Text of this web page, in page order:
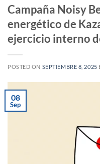
Campaña Noisy
energético de
ejercicio interno
POSTED ON SEPTIEMBRE 8, 2025
08
Sep